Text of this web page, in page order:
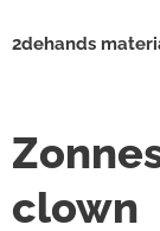
2dehands
clown